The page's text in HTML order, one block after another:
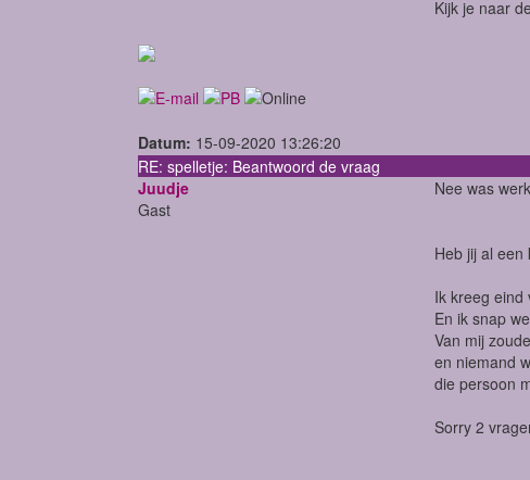
Kijk je naar
Datum: 15-09-2020 13:26:20
RE: spelletje: Beantwoord de vraag
Juudje
Gast
Nee was
Heb jij al
Ik kreeg eind
En ik snap
Van mij
en niemand
die persoon
Sorry 2